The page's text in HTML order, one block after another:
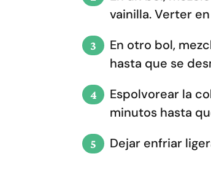
vainilla. Verter
En otro bol,
hasta que se
Espolvorear la
minutos hasta
Dejar enfriar